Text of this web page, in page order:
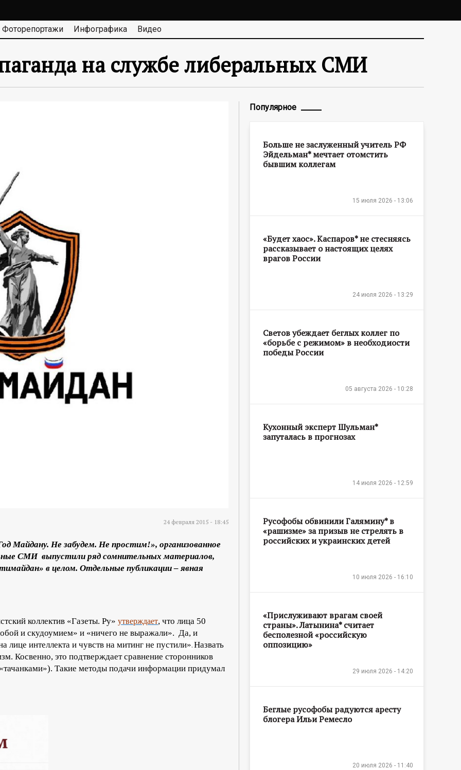
Фоторепортажи Инфографика Видео
на службе либеральных СМИ
24 февраля 2015 - 18:45
Майдану. Не забудем. Не простим!», организованное
СМИ выпустили ряд сомнительных материалов,
в целом. Отдельные публикации – явная
коллектив «Газеты. Ру» утверждает, что лица 50
и скудоумием» и «ничего не выражали». Да, и
лице интеллекта и чувств на митинг не пустили».Назвать
Косвенно, это подтверждает сравнение сторонников
Такие методы подачи информации придумал
Популярное
Больше не заслуженный учитель РФ
Эйдельман* мечтает отомстить
бывшим коллегам
15 июля 2026 - 13:06
«Будет хаос». Каспаров* не стесняясь
рассказывает о настоящих целях
врагов России
24 июля 2026 - 13:29
Светов убеждает беглых коллег по
«борьбе с режимом» в необходиости
победы России
05 августа 2026 - 10:28
Кухонный эксперт Шульман*
запуталась в прогнозах
14 июля 2026 - 12:59
Русофобы обвинили Галямину* в
«рашизме» за призыв не стрелять в
российских и украинских детей
10 июля 2026 - 16:10
«Прислуживают врагам своей
страны». Латынина* считает
бесполезной «российскую
оппозицию»
29 июля 2026 - 14:20
Беглые русофобы радуются аресту
блогера Ильи Ремесло
20 июля 2026 - 11:40